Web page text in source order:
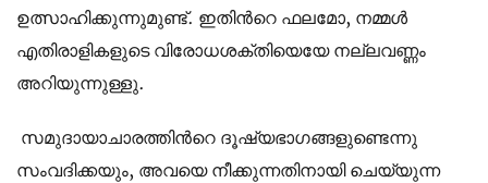
ഉത്സാഹിക്കുന്നുമുണ്ട്. ഇതിന്‍റെ ഫലമോ, നമ്മള്‍
എതിരാളികളുടെ വിരോധശക്തിയെയേ നല്ലവണ്ണം
അറിയുന്നുള്ളു.
സമുദായാചാരത്തിന്‍റെ ദൂഷ്യഭാഗങ്ങളുണ്ടെന്നു
സംവദിക്കയും, അവയെ നീക്കുന്നതിനായി ചെയ്യുന്ന